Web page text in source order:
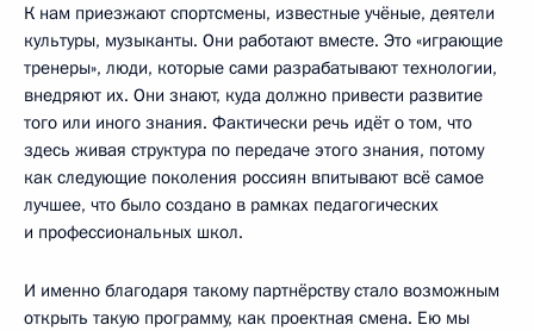
К нам приезжают спортсмены, известные учёные, деятели
культуры, музыканты. Они работают вместе. Это «играющие
тренеры», люди, которые сами разрабатывают технологии,
внедряют их. Они знают, куда должно привести развитие
того или иного знания. Фактически речь идёт о том, что
здесь живая структура по передаче этого знания, потому
как следующие поколения россиян впитывают всё самое
лучшее, что было создано в рамках педагогических
и профессиональных школ.
И именно благодаря такому партнёрству стало возможным
открыть такую программу, как проектная смена. Ею мы